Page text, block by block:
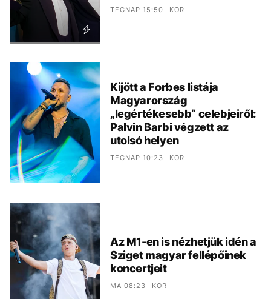
TEGNAP 15:50 -KOR
Kijött a Forbes listája
Magyarország
„legértékesebb“ celebjeiről:
Palvin Barbi végzett az
utolsó helyen
TEGNAP 10:23 -KOR
Az M1-en is nézhetjük idén a
Sziget magyar fellépőinek
koncertjeit
MA 08:23 -KOR